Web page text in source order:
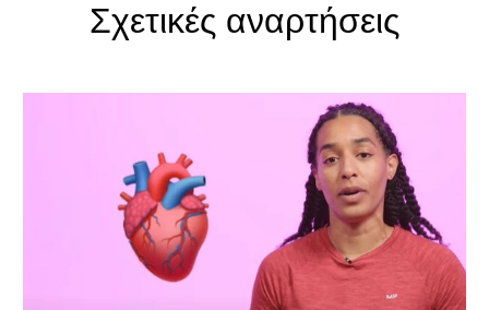
Σχετικές αναρτήσεις